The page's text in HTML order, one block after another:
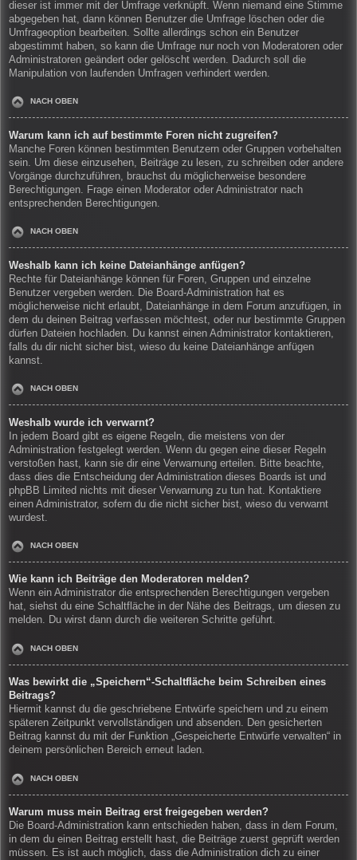
dieser ist immer mit der Umfrage verknüpft. Wenn niemand eine Stimme
abgegeben hat, dann können Benutzer die Umfrage löschen oder die
Umfrageoption bearbeiten. Sollte allerdings schon ein Benutzer
abgestimmt haben, so kann die Umfrage nur noch von Moderatoren oder
Administratoren geändert oder gelöscht werden. Dadurch soll die
Manipulation von laufenden Umfragen verhindert werden.
NACH OBEN
Warum kann ich auf bestimmte Foren nicht zugreifen?
Manche Foren können bestimmten Benutzern oder Gruppen vorbehalten
sein. Um diese einzusehen, Beiträge zu lesen, zu schreiben oder andere
Vorgänge durchzuführen, brauchst du möglicherweise besondere
Berechtigungen. Frage einen Moderator oder Administrator nach
entsprechenden Berechtigungen.
NACH OBEN
Weshalb kann ich keine Dateianhänge anfügen?
Rechte für Dateianhänge können für Foren, Gruppen und einzelne
Benutzer vergeben werden. Die Board-Administration hat es
möglicherweise nicht erlaubt, Dateianhänge in dem Forum anzufügen, in
dem du deinen Beitrag verfassen möchtest, oder nur bestimmte Gruppen
dürfen Dateien hochladen. Du kannst einen Administrator kontaktieren,
falls du dir nicht sicher bist, wieso du keine Dateianhänge anfügen
kannst.
NACH OBEN
Weshalb wurde ich verwarnt?
In jedem Board gibt es eigene Regeln, die meistens von der
Administration festgelegt werden. Wenn du gegen eine dieser Regeln
verstoßen hast, kann sie dir eine Verwarnung erteilen. Bitte beachte,
dass dies die Entscheidung der Administration dieses Boards ist und
phpBB Limited nichts mit dieser Verwarnung zu tun hat. Kontaktiere
einen Administrator, sofern du die nicht sicher bist, wieso du verwarnt
wurdest.
NACH OBEN
Wie kann ich Beiträge den Moderatoren melden?
Wenn ein Administrator die entsprechenden Berechtigungen vergeben
hat, siehst du eine Schaltfläche in der Nähe des Beitrags, um diesen zu
melden. Du wirst dann durch die weiteren Schritte geführt.
NACH OBEN
Was bewirkt die „Speichern“-Schaltfläche beim Schreiben eines
Beitrags?
Hiermit kannst du die geschriebene Entwürfe speichern und zu einem
späteren Zeitpunkt vervollständigen und absenden. Den gesicherten
Beitrag kannst du mit der Funktion „Gespeicherte Entwürfe verwalten“ in
deinem persönlichen Bereich erneut laden.
NACH OBEN
Warum muss mein Beitrag erst freigegeben werden?
Die Board-Administration kann entschieden haben, dass in dem Forum,
in dem du einen Beitrag erstellt hast, die Beiträge zuerst geprüft werden
müssen. Es ist auch möglich, dass die Administration dich zu einer